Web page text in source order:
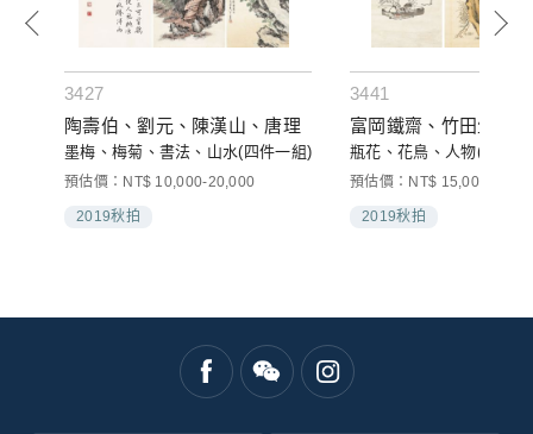
3427
陶壽伯、劉元、陳漢山、唐理
墨梅、梅菊、書法、山水(四件一組)
預估價：NT$ 10,000-20,000
2019秋拍
3441
富岡鐵齋、竹田生、
瓶花、花鳥、人物(三件一
預估價：NT$ 15,000-
2019秋拍